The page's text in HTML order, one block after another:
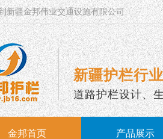
新疆金邦伟业交通设施有限公司
新疆护栏行
道路护栏设计、
金邦首页 产品展示